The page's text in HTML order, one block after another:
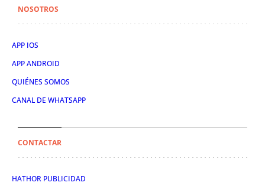
NOSOTROS
APP IOS
APP ANDROID
QUIÉNES SOMOS
CANAL DE WHATSAPP
CONTACTAR
HATHOR PUBLICIDAD